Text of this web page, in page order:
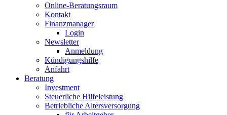
Online-Beratungsraum
Kontakt
Finanzmanager
Login
Newsletter
Anmeldung
Kündigungshilfe
Anfahrt
Beratung
Investment
Steuerliche Hilfeleistung
Betriebliche Altersversorgung